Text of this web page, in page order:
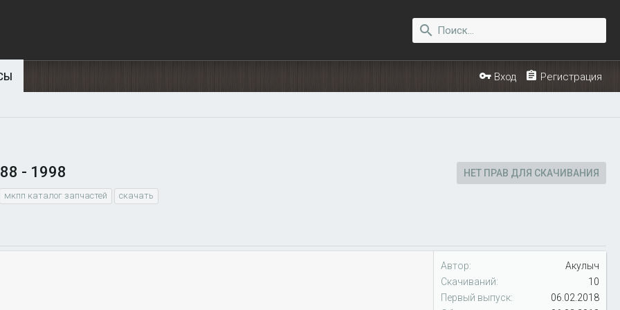
Вход Регистрация
- 1998
НЕТ ПРАВ ДЛЯ СКАЧИВАНИЯ
мкпп каталог запчастей скачать
Автор
Акулыч
Скачиваний
10
Первый выпуск
06.02.2018